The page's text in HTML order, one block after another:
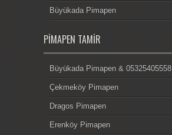
Büyükada Pimapen
PIMAPEN TAMIR
Büyükada Pimapen & 05325405558
Çekmeköy Pimapen
Dragos Pimapen
Erenköy Pimapen